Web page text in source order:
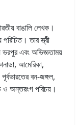
বাঙালি লেখক।
তার স্ত্রী
ভরপুর এবং অভিজ্ঞতাময়
আমেরিকা,
বন-জঙ্গল,
ও অন্তরংগ পরিচয়।